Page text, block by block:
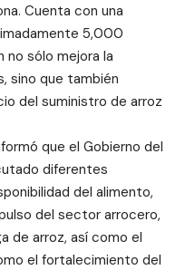
Cuenta con una
5,000
no sólo mejora la
sino que también
del suministro de arroz
que el Gobierno del
diferentes
del alimento,
del sector arrocero,
de arroz, así como el
el fortalecimiento del